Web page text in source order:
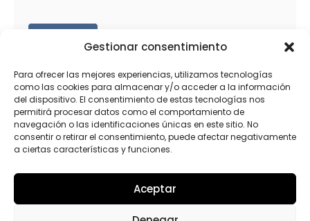
Gestionar consentimiento
Para ofrecer las mejores experiencias, utilizamos tecnologías
como las cookies para almacenar y/o acceder a la información
del dispositivo. El consentimiento de estas tecnologías nos
permitirá procesar datos como el comportamiento de
navegación o las identificaciones únicas en este sitio. No
consentir o retirar el consentimiento, puede afectar negativamente
a ciertas características y funciones.
Aceptar
*
Productos relacionados